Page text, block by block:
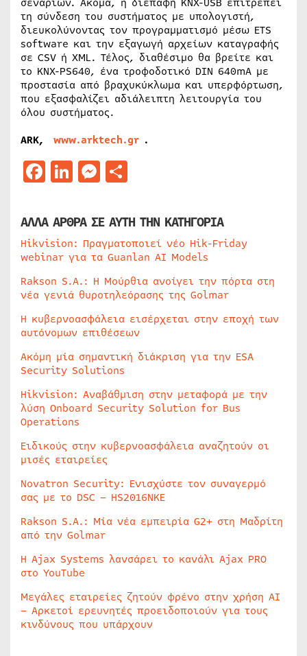
τη σύνδεση του συστήματος με υπολογιστή,
διευκολύνοντας τον προγραμματισμό μέσω ETS
software και την εξαγωγή αρχείων καταγραφής
σε CSV ή XML. Τέλος, διαθέσιμο θα βρείτε και
το KNX-PS640, ένα τροφοδοτικό DIN 640mA με
προστασία από βραχυκύκλωμα και υπερφόρτωση,
που εξασφαλίζει αδιάλειπτη λειτουργία του
όλου συστήματος.
ARK, www.arktech.gr .
Facebook
LinkedIn
Messenger
ΑΛΛΑ ΑΡΘΡΑ ΣΕ ΑΥΤΗ ΤΗΝ ΚΑΤΗΓΟΡΙΑ
Hikvision: Πραγματοποιεί νέο Hik-Friday
webinar για τα Guanlan AI Models
Rakson S.A.: Η Μούρθια ανοίγει την πόρτα στη
νέα γενιά θυροτηλεόρασης της Golmar
Η κυβερνοασφάλεια εισέρχεται στην εποχή των
αυτόνομων επιθέσεων
Ακόμη μία σημαντική διάκριση για την ESA
Security Solutions
Hikvision: Αναβάθμιση στην μεταφορά με την
λύση Onboard Security Solution for Bus
Operations
Ειδικούς στην κυβερνοασφάλεια αναζητούν οι
μισές εταιρείες
Novatron Security: Ενισχύστε τον συναγερμό
σας με το DSC – HS2016NKE
Rakson S.A.: Μία νέα εμπειρία G2+ στη Μαδρίτη
από την Golmar
Η Ajax Systems λανσάρει το κανάλι Ajax PRO
στο YouTube
Μεγάλες εταιρείες ζητούν φρένο στην χρήση AI
– Αρκετοί ερευνητές προειδοποιούν για τους
κινδύνους που υπάρχουν